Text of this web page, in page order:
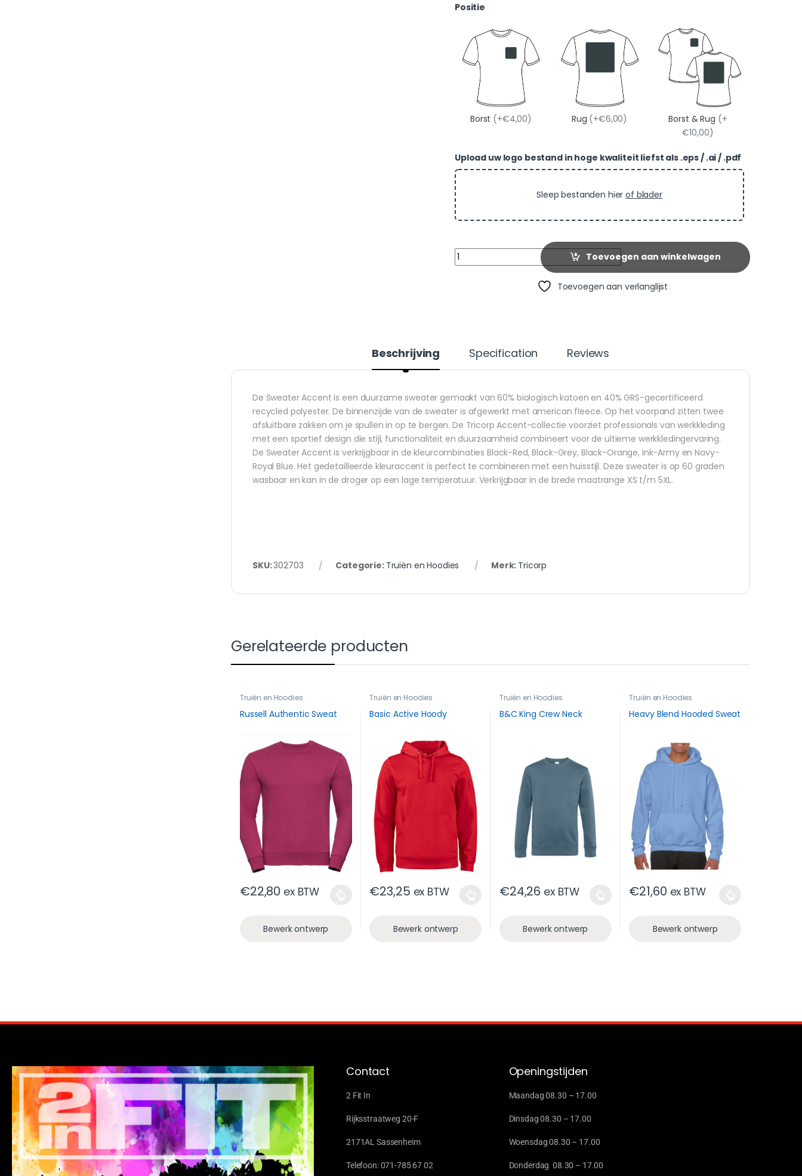
Positie
Borst (+€4,00) Rug (+€6,00) Borst & Rug (+
€10,00)
Upload uw logo bestand in hoge kwaliteit liefst als .eps / .ai / .pdf
Sleep bestanden hierof blader
Quantity Toevoegen aan winkelwagen
Toevoegen aan verlanglijst
Beschrijving Specification Reviews
De Sweater Accent is een duurzame sweater gemaakt van 60% biologisch katoen en 40% GRS-gecertificeerd
recycled polyester. De binnenzijde van de sweater is afgewerkt met american fleece. Op het voorpand zitten twee
afsluitbare zakken om je spullen in op te bergen. De Tricorp Accent-collectie voorziet professionals van werkkleding
met een sportief design die stijl, functionaliteit en duurzaamheid combineert voor de ultieme werkkledingervaring.
De Sweater Accent is verkrijgbaar in de kleurcombinaties Black-Red, Black-Grey, Black-Orange, Ink-Army en Navy-
Royal Blue. Het gedetailleerde kleuraccent is perfect te combineren met een huisstijl. Deze sweater is op 60 graden
wasbaar en kan in de droger op een lage temperatuur. Verkrijgbaar in de brede maatrange XS t/m 5XL.
SKU:302703 Categorie: Truiën en Hoodies Merk: Tricorp
Gerelateerde producten
Truiën en Hoodies
Russell Authentic Sweat
€22,80 ex BTW
Bewerk ontwerp
Truiën en Hoodies
Basic Active Hoody
€23,25 ex BTW
Bewerk ontwerp
Truiën en Hoodies
B&C King Crew Neck
€24,26 ex BTW
Bewerk ontwerp
Truiën en Hoodies
Heavy Blend Hooded Sweat
€21,60 ex BTW
Bewerk ontwerp
Contact
2 Fit In
Rijksstraatweg 20-F
2171AL Sassenheim
Telefoon: 071-785 67 02
Openingstijden
Maandag 08.30 – 17.00
Dinsdag 08.30 – 17.00
Woensdag 08.30 – 17.00
Donderdag 08.30 – 17.00